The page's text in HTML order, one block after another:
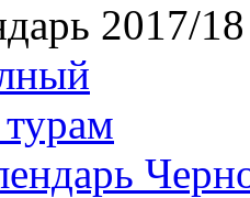
2017/18